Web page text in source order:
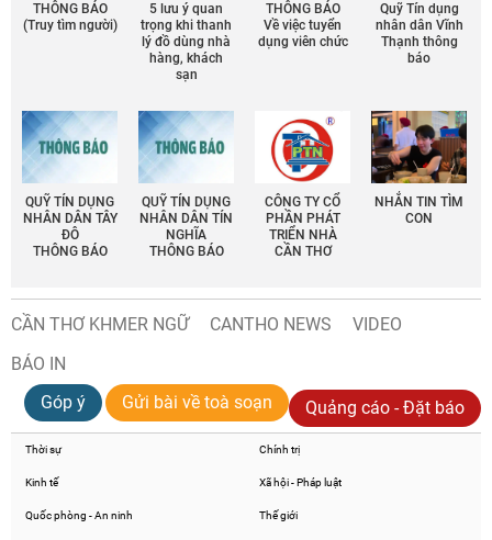
THÔNG BÁO
(Truy tìm người)
5 lưu ý quan
trọng khi thanh
lý đồ dùng nhà
hàng, khách
sạn
THÔNG BÁO
Về việc tuyển
dụng viên chức
Quỹ Tín dụng
nhân dân Vĩnh
Thạnh thông
báo
QUỸ TÍN DỤNG
NHÂN DÂN TÂY
ĐÔ
THÔNG BÁO
QUỸ TÍN DỤNG
NHÂN DÂN TÍN
NGHĨA
THÔNG BÁO
CÔNG TY CỔ
PHẦN PHÁT
TRIỂN NHÀ
CẦN THƠ
NHẮN TIN TÌM
CON
CẦN THƠ KHMER NGỮ CANTHO NEWS
VIDEO
BÁO IN
Góp ý
Gửi bài về toà soạn Quảng cáo - Đặt báo
Thời sự Chính trị
Kinh tế Xã hội - Pháp luật
Quốc phòng - An ninh Thế giới